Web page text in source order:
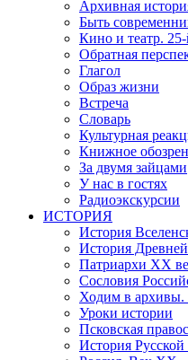
Архивная
Быть
Кино и театр.
Обратная
Глагол
Образ жизни
Встреча
Словарь
Культурная
Книжное
За двумя зайцами
У нас в гостях
Радиоэкскурсии
ИСТОРИЯ
История
История
Патриархи XX
Сословия
Ходим в архивы.
Уроки истории
Псковская
История